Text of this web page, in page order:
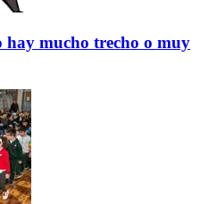
hay mucho trecho o muy